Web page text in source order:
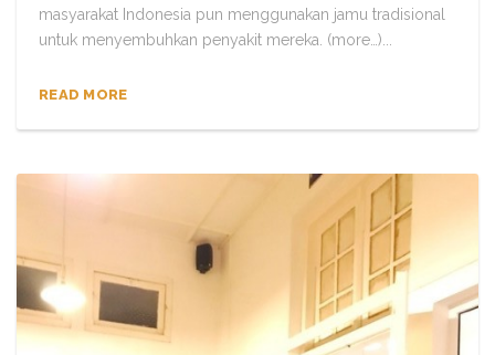
masyarakat Indonesia pun menggunakan jamu tradisional
untuk menyembuhkan penyakit mereka. (more…)...
READ MORE